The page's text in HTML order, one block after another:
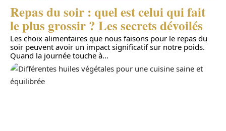
Repas du soir : quel est celui qui fait
le plus grossir ? Les secrets dévoilés
Les choix alimentaires que nous faisons pour le repas du
soir peuvent avoir un impact significatif sur notre poids.
Quand la journée touche à…